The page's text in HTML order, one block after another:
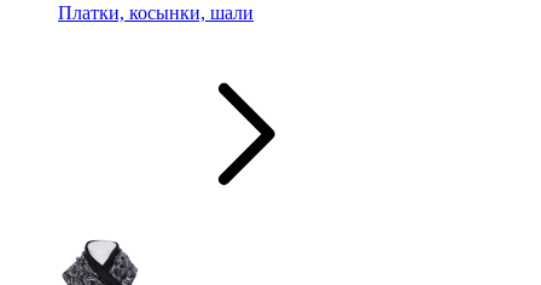
Платки, косынки, шали